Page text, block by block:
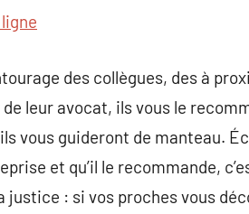
des collègues, des à
leur avocat, ils vous le
vous guideront de manteau.
et qu’il le recommande,
: si vos proches vous